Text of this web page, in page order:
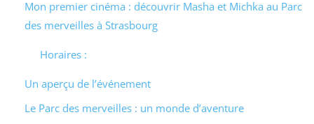
Mon premier cinéma : découvrir Masha et Michka au Parc
des merveilles à Strasbourg
Horaires :
Un aperçu de l’événement
Le Parc des merveilles : un monde d’aventure